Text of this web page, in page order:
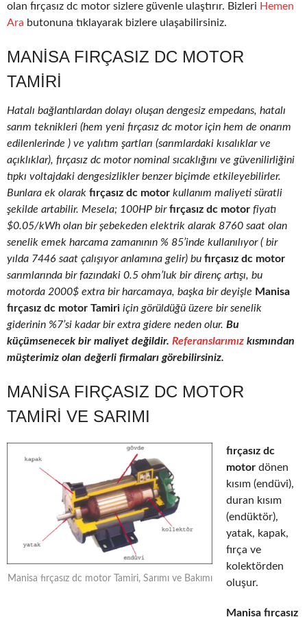
olan fırçasız dc motor sizlere güvenle ulaştırır. Bizleri Hemen
Ara butonuna tıklayarak bizlere ulaşabilirsiniz.
MANISA FIRÇASIZ DC MOTOR
TAMIRI
Hatalı bağlantılardan dolayı oluşan dengesiz empedans, hatalı
sarım teknikleri (hem yeni fırçasız dc motor için hem de onarım
edilenlerinde ) ve yalıtım şartları (sarımlardaki kısalıklar ve
açıklıklar), fırçasız dc motor nominal sıcaklığını ve güvenilirliğini
tıpkı voltajdaki dengesizlikler benzer biçimde etkileyebilirler.
Bunlara ek olarak fırçasız dc motor kullanım maliyeti süratli
şekilde artabilir. Mesela; 100HP birfırçasız dc motor fiyatı
$0.05/kWh olan bir şebekeden elektrik alarak 8760 saat olan
senelik emek harcama zamanının % 85’inde kullanılıyor ( bir
yılda 7446 saat çalışıyor anlamına gelir) bu fırçasız dc motor
sarımlarında bir fazındaki 0.5 ohm’luk bir direnç artışı, bu
motorda 2000$ extra bir harcamaya, başka bir deyişle Manisa
fırçasız dc motor Tamiri için görüldüğü üzere bir senelik
giderinin %7’si kadar bir extra gidere neden olur. Bu
küçümsenecek bir maliyet değildir. Referanslarımız kısmından
müşterimiz olan değerli firmaları görebilirsiniz.
MANISA FIRÇASIZ DC MOTOR
TAMIRI VE SARIMI
Manisa fırçasız dc motor Tamiri, Sarımı ve Bakımı
fırçasız dc
motor dönen
kısım (endüvi),
duran kısım
(endüktör),
yatak, kapak,
fırça ve
kolektörden
oluşur.
Manisa fırçasız